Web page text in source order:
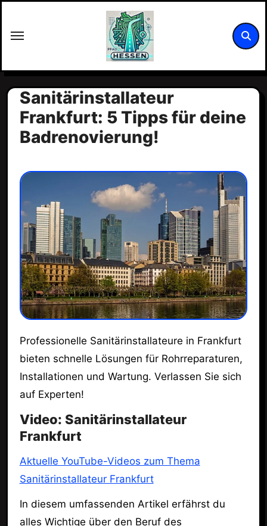
springen
Sanitärinstallateur
Frankfurt: 5 Tipps für deine
Badrenovierung!
Professionelle Sanitärinstallateure in Frankfurt
bieten schnelle Lösungen für Rohrreparaturen,
Installationen und Wartung. Verlassen Sie sich
auf Experten!
Video: Sanitärinstallateur
Frankfurt
Aktuelle YouTube-Videos zum Thema
Sanitärinstallateur Frankfurt
In diesem umfassenden Artikel erfährst du
alles Wichtige über den Beruf des